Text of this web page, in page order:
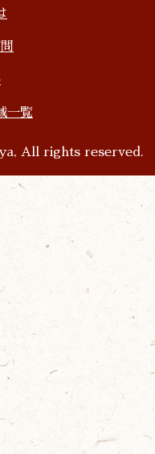
一覧
All rights reserved.